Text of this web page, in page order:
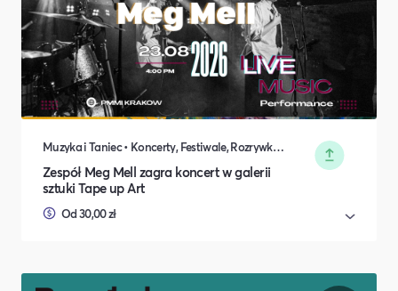
Muzyka i Taniec • Koncerty, Festiwale, Rozrywka • Wydarzenia okolicznościowe
Zespół Meg Mell zagra koncert w galerii
sztuki Tape up Art
Od 30,00 zł